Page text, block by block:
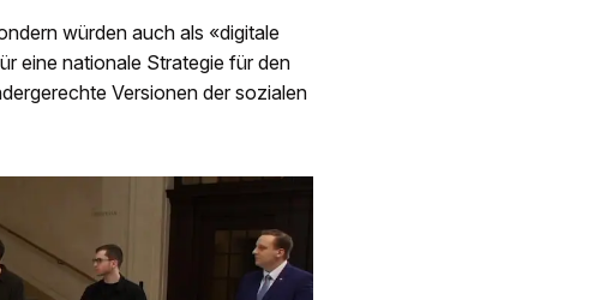
würden auch als «digitale
eine nationale Strategie für den
Versionen der sozialen